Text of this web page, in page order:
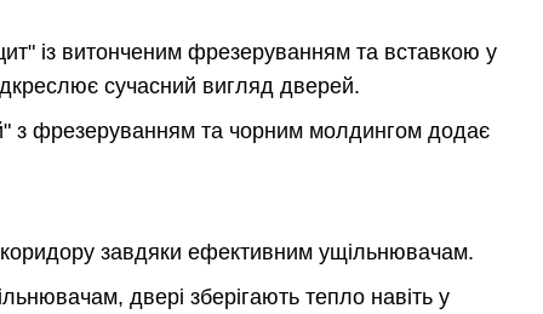
із витонченим фрезеруванням та вставкою у
сучасний вигляд дверей.
з фрезеруванням та чорним молдингом додає
завдяки ефективним ущільнювачам.
двері зберігають тепло навіть у